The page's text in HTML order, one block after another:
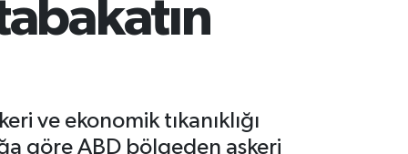
ve ekonomik tıkanıklığı
göre ABD bölgeden askeri